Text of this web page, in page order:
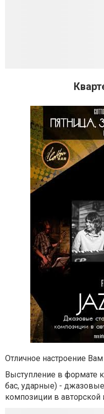
Отличное настроение
Выступление в формате
бас, ударные) -
композиции в авторской